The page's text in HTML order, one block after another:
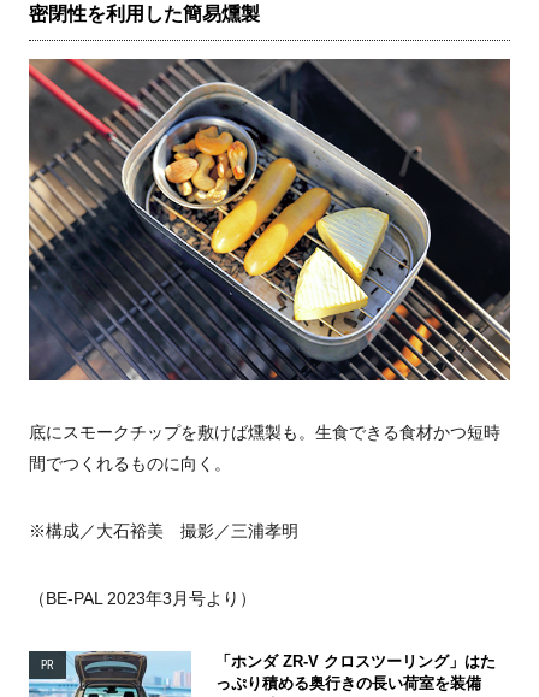
密閉性を利用した簡易燻製
底にスモークチップを敷けば燻製も。生食できる食材かつ短時
間でつくれるものに向く。
※構成／大石裕美 撮影／三浦孝明
（BE-PAL 2023年3月号より）
PR
「ホンダ ZR-V クロスツーリング」はた
っぷり積める奥行きの長い荷室を装備